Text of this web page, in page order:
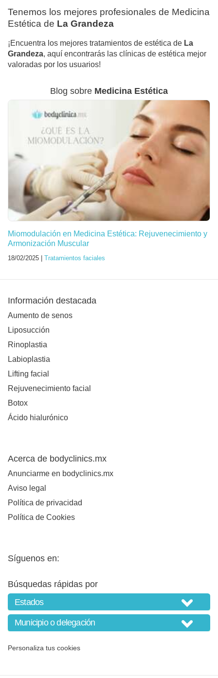
Tenemos los mejores profesionales de Medicina
Estética de La Grandeza
¡Encuentra los mejores tratamientos de estética de La
Grandeza, aquí encontrarás las clínicas de estética mejor
valoradas por los usuarios!
Blog sobre Medicina Estética
Miomodulación en Medicina Estética: Rejuvenecimiento y
Armonización Muscular
18/02/2025 | Tratamientos faciales
Información destacada
Aumento de senos
Liposucción
Rinoplastia
Labioplastia
Lifting facial
Rejuvenecimiento facial
Botox
Ácido hialurónico
Acerca de bodyclinics.mx
Anunciarme en bodyclinics.mx
Aviso legal
Política de privacidad
Política de Cookies
Síguenos en:
Búsquedas rápidas por
Personaliza tus cookies